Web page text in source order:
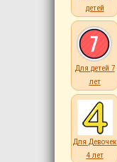
детей
Для детей 7
лет
Для Девочек
4 лет